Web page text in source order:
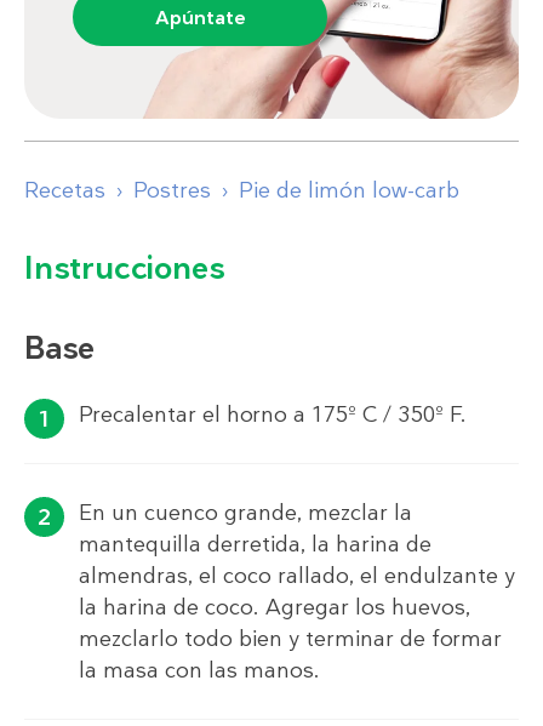
Apúntate
Recetas Postres Pie de limón low-carb
Instrucciones
Base
Precalentar el horno a 175º C / 350º F.
En un cuenco grande, mezclar la
mantequilla derretida, la harina de
almendras, el coco rallado, el endulzante y
la harina de coco. Agregar los huevos,
mezclarlo todo bien y terminar de formar
la masa con las manos.